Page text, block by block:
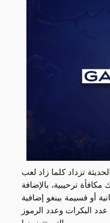
تزداد كلما زاد لعب
ترحيبية، بالإضافة
أو قسيمة بينغو إضافية
البكرات وعدد الرموز